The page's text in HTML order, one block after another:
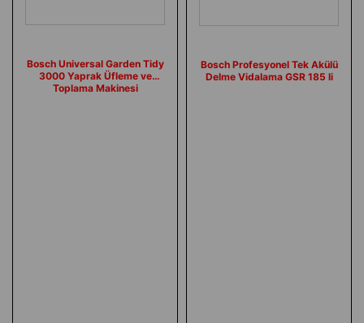
Bosch Universal Garden Tidy
3000 Yaprak Üfleme ve
Toplama Makinesi
Bosch Profesyonel Tek Akülü
Delme Vidalama GSR 185 li